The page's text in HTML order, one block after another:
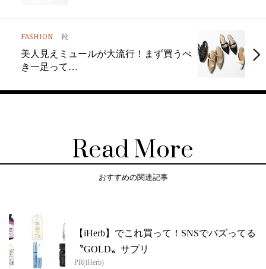
FASHION 靴
美人見えミュールが大流行！まず買うべ
き一足って…
Read More
おすすめの関連記事
【iHerb】でこれ買って！SNSでバズってる
〝GOLD〟サプリ
PR(iHerb)